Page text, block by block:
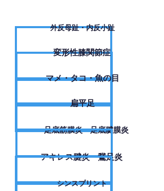
外反母趾・内反小趾
変形性膝関節症
​マメ・タコ・魚の目
扁平足
足底筋膜炎・足底腱膜炎
アキレス腱炎・鵞足炎
シンスプリント